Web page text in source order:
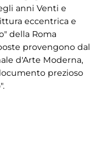
anni Venti e
eccentrica e
della Roma
provengono dal
d'Arte Moderna,
prezioso